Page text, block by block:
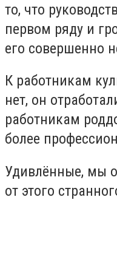
то, что
первом ряду и
его совершенно
К работникам
нет, он
работникам
более
Удивлённые, мы
от этого